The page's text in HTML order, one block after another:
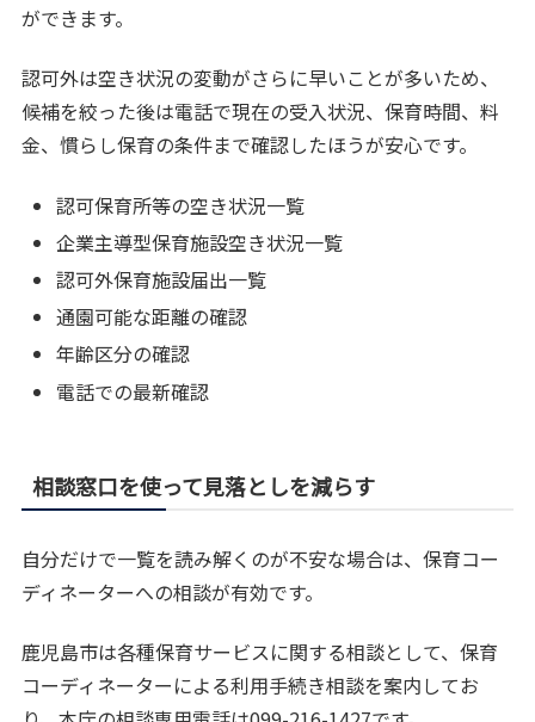
ができます。
認可外は空き状況の変動がさらに早いことが多いため、
候補を絞った後は電話で現在の受入状況、保育時間、料
金、慣らし保育の条件まで確認したほうが安心です。
認可保育所等の空き状況一覧
企業主導型保育施設空き状況一覧
認可外保育施設届出一覧
通園可能な距離の確認
年齢区分の確認
電話での最新確認
相談窓口を使って見落としを減らす
自分だけで一覧を読み解くのが不安な場合は、保育コー
ディネーターへの相談が有効です。
鹿児島市は各種保育サービスに関する相談として、保育
コーディネーターによる利用手続き相談を案内してお